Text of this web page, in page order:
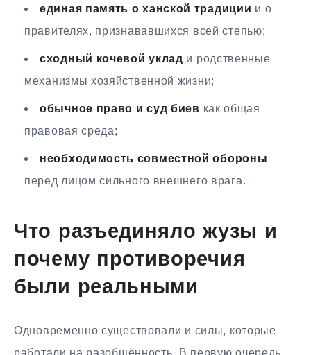
единая память о ханской традиции и о
правителях, признававшихся всей степью;
сходный кочевой уклад и родственные
механизмы хозяйственной жизни;
обычное право и суд биев как общая
правовая среда;
необходимость совместной обороны
перед лицом сильного внешнего врага.
Что разъединяло жузы и
почему противоречия
были реальными
Одновременно существовали и силы, которые